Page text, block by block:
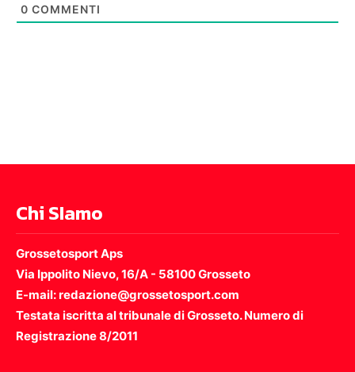
0 COMMENTI
Chi SIamo
Grossetosport Aps
Via Ippolito Nievo, 16/A - 58100 Grosseto
E-mail: redazione@grossetosport.com
Testata iscritta al tribunale di Grosseto. Numero di
Registrazione 8/2011